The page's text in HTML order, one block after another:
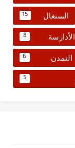
السنغال 15
الأدارسة 8
التمدن 6
5